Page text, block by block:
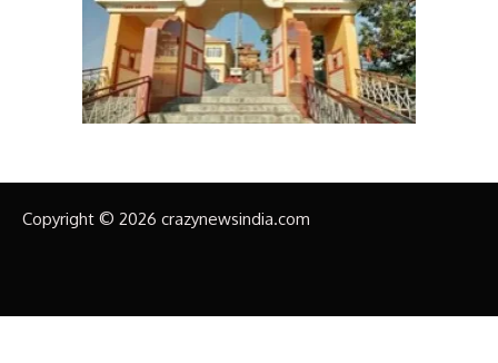
Copyright © 2026 crazynewsindia.com